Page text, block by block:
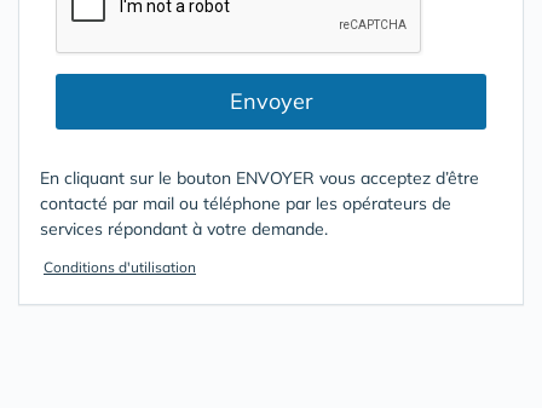
Envoyer
En cliquant sur le bouton ENVOYER vous acceptez d’être
contacté par mail ou téléphone par les opérateurs de
services répondant à votre demande.
Conditions d'utilisation